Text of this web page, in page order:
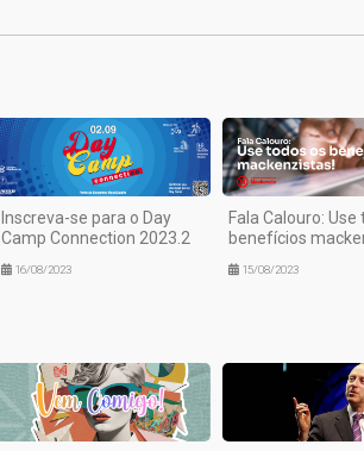
Inscreva-se para o Day
Camp Connection 2023.2
16/08/2023
Fala Calouro: Use
benefícios
15/08/2023